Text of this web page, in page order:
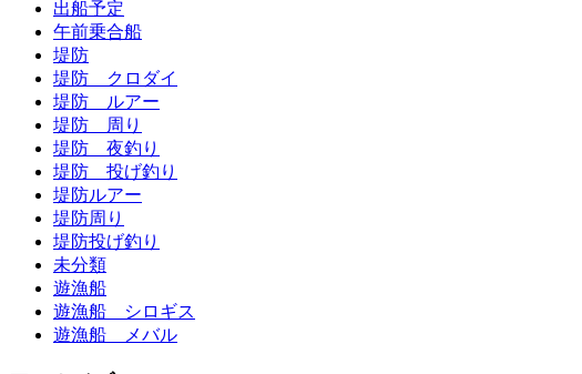
出船予定
午前乗合船
堤防
堤防 クロダイ
堤防 ルアー
堤防 周り
堤防 夜釣り
堤防 投げ釣り
堤防ルアー
堤防周り
堤防投げ釣り
未分類
遊漁船
遊漁船 シロギス
遊漁船 メバル